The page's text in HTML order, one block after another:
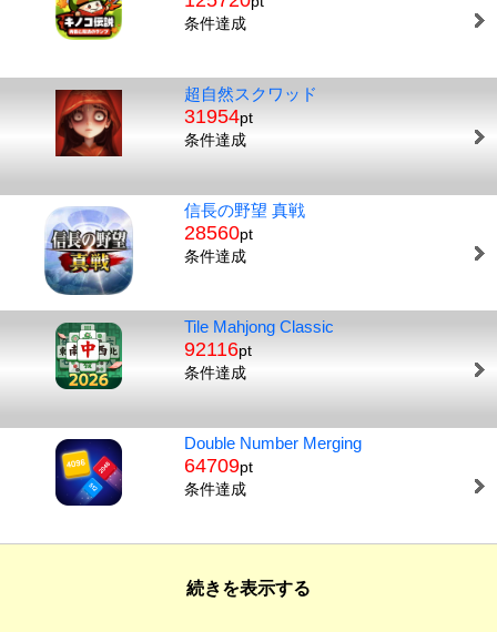
条件達成
超自然スクワッド
31954pt
条件達成
信長の野望 真戦
28560pt
条件達成
Tile Mahjong Classic
92116pt
条件達成
Double Number Merging
64709pt
条件達成
続きを表示する